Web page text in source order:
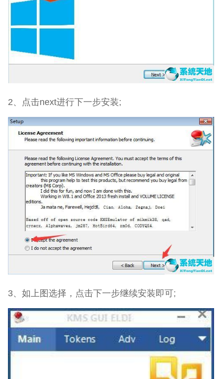
2、点击next进行下一步安装;
3、如上图选择，点击下一步继续安装即可;